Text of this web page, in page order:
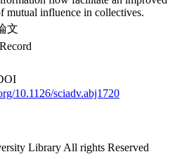
mutual influence in collectives.
文
10.1126/sciadv.abj1720
Library All rights Reserved